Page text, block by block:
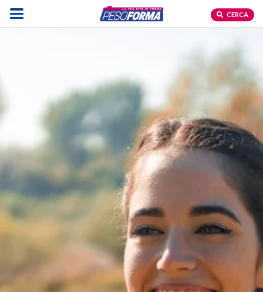
CERCA